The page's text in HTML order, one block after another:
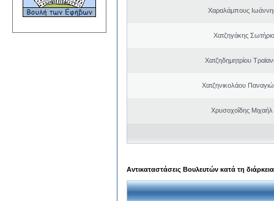
Χαραλάμπους
Χατζηγάκης
Χατζηδημητρίου
Χατζηνικολάου
Χρυσοχοΐδης Μιχαήλ
Αντικαταστάσεις Βουλευτών κατά τη